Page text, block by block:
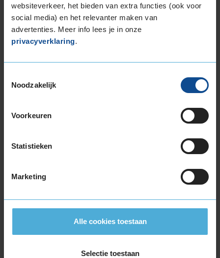
websiteverkeer, het bieden van extra functies (ook voor
social media) en het relevanter maken van
advertenties. Meer info lees je in onze
privacyverklaring.
Noodzakelijk
Voorkeuren
Statistieken
Marketing
Alle cookies toestaan
Selectie toestaan
205/60R17 93H
215/40R17 87V EXTRALOAD
215/45R17 91V EXTRALOAD
215/50R17 95V EXTRALOAD
215/65R17 99V
225/45R17 94V EXTRALOAD
225/55R17 101V EXTRALOAD